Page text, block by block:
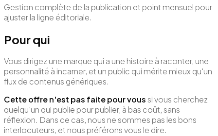
Gestion complète de la publication et point mensuel pour
ajuster la ligne éditoriale.
Pour qui
Vous dirigez une marque qui a une histoire à raconter, une
personnalité à incarner, et un public qui mérite mieux qu'un
flux de contenus génériques.
Cette offre n'est pas faite pour voussi vous cherchez
quelqu'un qui publie pour publier, à bas coût, sans
réflexion. Dans ce cas, nous ne sommes pas les bons
interlocuteurs, et nous préférons vous le dire.